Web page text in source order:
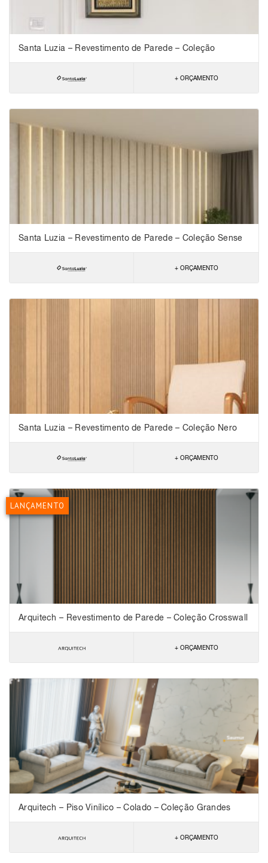
Santa Luzia – Revestimento de Parede – Coleção
+ ORÇAMENTO
Santa Luzia – Revestimento de Parede – Coleção Sense
+ ORÇAMENTO
Santa Luzia – Revestimento de Parede – Coleção Nero
+ ORÇAMENTO
LANÇAMENTO
Arquitech – Revestimento de Parede – Coleção Crosswall
+ ORÇAMENTO
Arquitech – Piso Vinílico – Colado – Coleção Grandes
+ ORÇAMENTO